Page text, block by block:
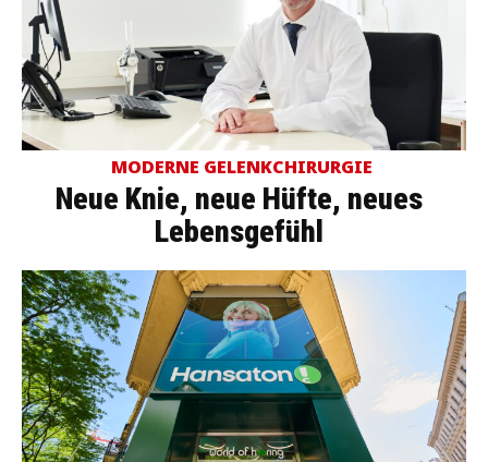
MODERNE GELENKCHIRURGIE
Neue Knie, neue Hüfte, neues
Lebensgefühl